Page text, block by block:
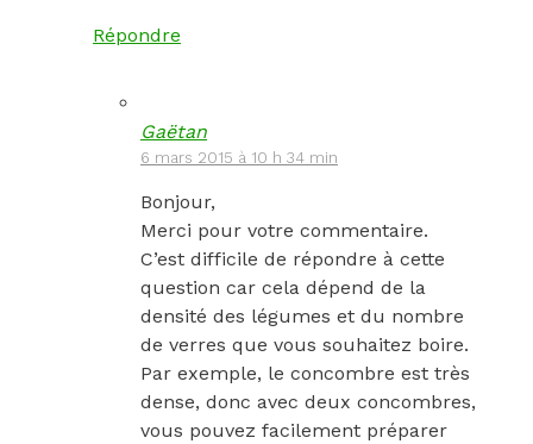
Répondre
Gaëtan
6 mars 2015 à 10 h 34 min
Bonjour,
Merci pour votre commentaire.
C’est difficile de répondre à cette
question car cela dépend de la
densité des légumes et du nombre
de verres que vous souhaitez boire.
Par exemple, le concombre est très
dense, donc avec deux concombres,
vous pouvez facilement préparer